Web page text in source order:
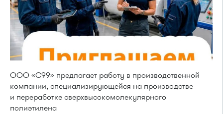
ООО «С99» предлагает работу в производственной
компании, специализирующейся на производстве
и переработке сверхвысокомолекулярного
полиэтилена